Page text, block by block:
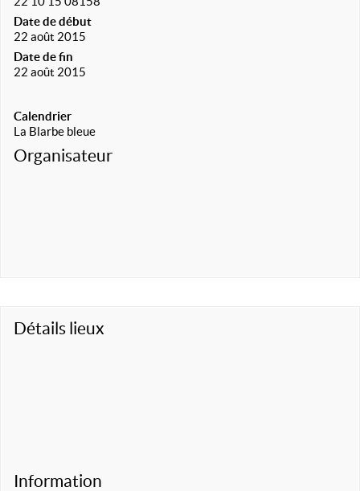
Date de début
22 août 2015
Date de fin
22 août 2015
Calendrier
La Blarbe bleue
Organisateur
Détails lieux
Information